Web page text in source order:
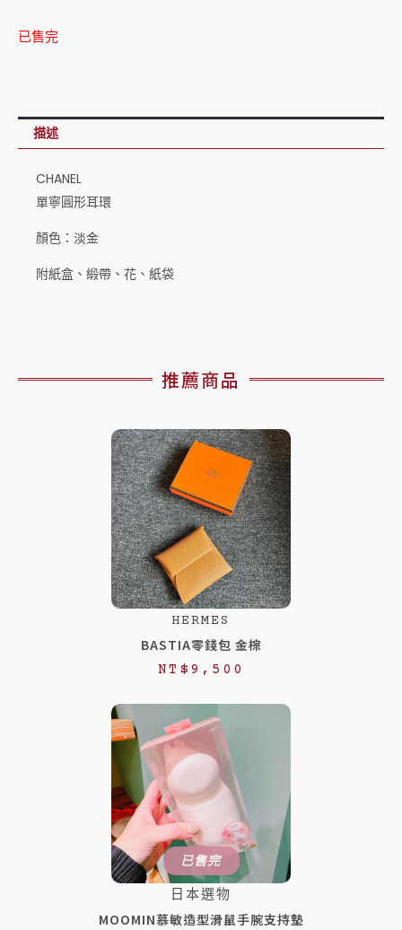
已售完
描述
CHANEL
單寧圓形耳環
顏色：淡金
附紙盒、緞帶、花、紙袋
推薦商品
HERMES
BASTIA零錢包 金棕
NT$ 9,500
已售完
日本選物
MOOMIN慕敏造型滑鼠手腕支持墊